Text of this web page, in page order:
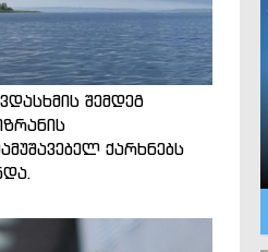
შემდეგ
ქარხნებს